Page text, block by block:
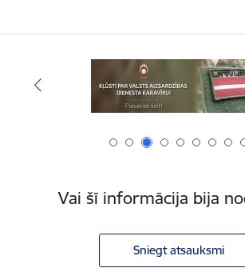
Vai šī informācija bija
Sniegt atsauksmi